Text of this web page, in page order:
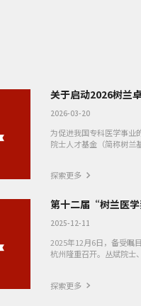
2026-03-20
为促进我国专科医学事
院士人才基金（简称树兰
探索更多
第十二届“树兰医
2025-12-11
2025年12月6日，备受
杭州隆重召开。丛斌院士
探索更多